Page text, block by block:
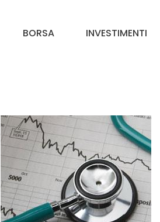
BORSA INVESTIMENTI